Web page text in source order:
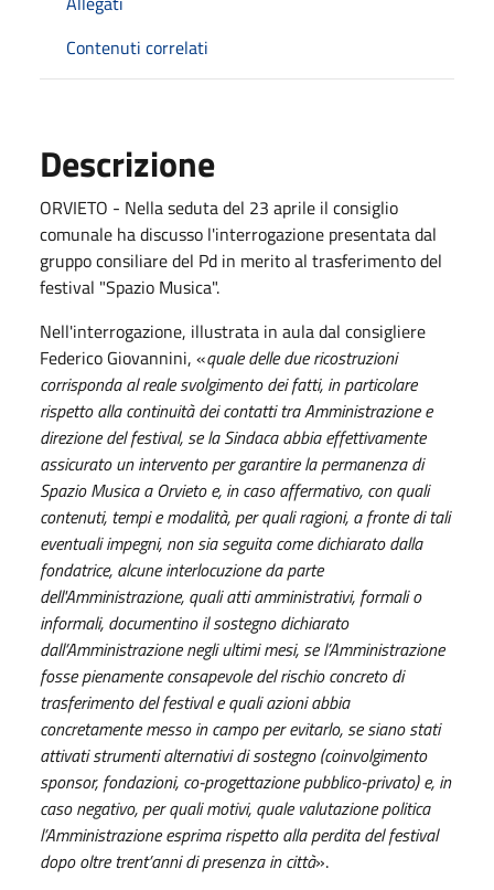
Contenuti correlati
Descrizione
ORVIETO - Nella seduta del 23 aprile il consiglio
comunale ha discusso l'interrogazione presentata dal
gruppo consiliare del Pd in merito al trasferimento del
festival "Spazio Musica".
Nell'interrogazione, illustrata in aula dal consigliere
Federico Giovannini, «quale delle due ricostruzioni
corrisponda al reale svolgimento dei fatti, in particolare
rispetto alla continuità dei contatti tra Amministrazione e
direzione del festival, se la Sindaca abbia effettivamente
assicurato un intervento per garantire la permanenza di
Spazio Musica a Orvieto e, in caso affermativo, con quali
contenuti, tempi e modalità, per quali ragioni, a fronte di tali
eventuali impegni, non sia seguita come dichiarato dalla
fondatrice, alcune interlocuzione da parte
dell'Amministrazione, quali atti amministrativi, formali o
informali, documentino il sostegno dichiarato
dall’Amministrazione negli ultimi mesi, se l’Amministrazione
fosse pienamente consapevole del rischio concreto di
trasferimento del festival e quali azioni abbia
concretamente messo in campo per evitarlo, se siano stati
attivati strumenti alternativi di sostegno (coinvolgimento
sponsor, fondazioni, co-progettazione pubblico-privato) e, in
caso negativo, per quali motivi, quale valutazione politica
l’Amministrazione esprima rispetto alla perdita del festival
dopo oltre trent’anni di presenza in città».